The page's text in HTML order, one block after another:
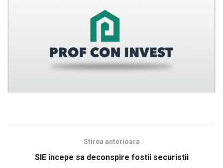
Stirea anterioara
SIE incepe sa deconspire fostii securistii